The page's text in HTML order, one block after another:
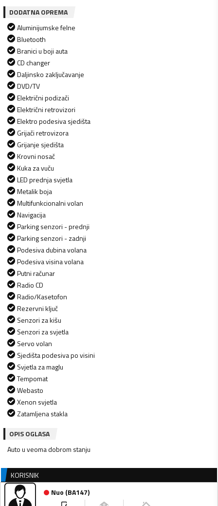
DODATNA OPREMA
Aluminijumske felne
Bluetooth
Branici u boji auta
CD changer
Daljinsko zaključavanje
DVD/TV
Električni podizači
Električni retrovizori
Elektro podesiva sjedišta
Grijači retrovizora
Grijanje sjedišta
Krovni nosač
Kuka za vuču
LED prednja svjetla
Metalik boja
Multifunkcionalni volan
Navigacija
Parking senzori - prednji
Parking senzori - zadnji
Podesiva dubina volana
Podesiva visina volana
Putni računar
Radio CD
Radio/Kasetofon
Rezervni ključ
Senzori za kišu
Senzori za svjetla
Servo volan
Sjedišta podesiva po visini
Svjetla za maglu
Tempomat
Webasto
Xenon svjetla
Zatamljena stakla
OPIS OGLASA
Auto u veoma dobrom stanju
KORISNIK
Nuo (BA147)